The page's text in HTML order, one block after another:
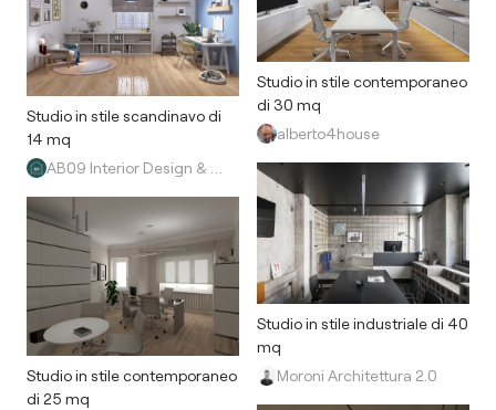
Studio in stile scandinavo di
14 mq
Studio in stile contemporaneo
di 25 mq
Studio in stile contemporaneo
di 30 mq
alberto4house
Studio in stile industriale di 40
mq
Moroni Architettura 2.0